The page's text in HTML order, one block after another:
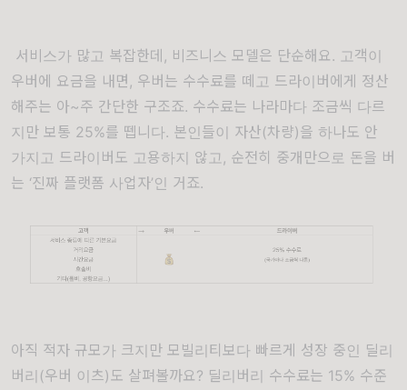
서비스가 많고 복잡한데, 비즈니스 모델은 단순해요. 고객이
우버에 요금을 내면, 우버는 수수료를 떼고 드라이버에게 정산
해주는 아~주 간단한 구조죠. 수수료는 나라마다 조금씩 다르
지만 보통 25%를 뗍니다. 본인들이 자산(차량)을 하나도 안
가지고 드라이버도 고용하지 않고, 순전히 중개만으로 돈을 버
는 ‘진짜 플랫폼 사업자’인 거죠.
아직 적자 규모가 크지만 모빌리티보다 빠르게 성장 중인 딜리
버리(우버 이츠)도 살펴볼까요? 딜리버리 수수료는 15% 수준